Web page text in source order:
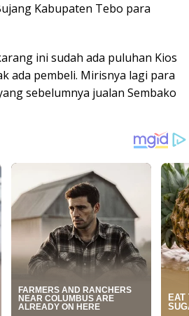
Kabupaten Tebo para
ini sudah ada puluhan Kios
ada pembeli. Mirisnya lagi para
sebelumnya jualan Sembako